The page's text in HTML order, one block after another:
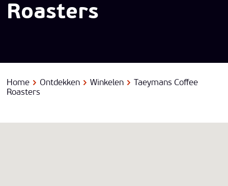
Roasters
Home Ontdekken Winkelen
Taeymans Coffee
Roasters